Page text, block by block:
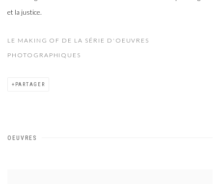
et la justice.
LE MAKING OF DE LA SÉRIE D'OEUVRES
PHOTOGRAPHIQUES
PARTAGER
OEUVRES